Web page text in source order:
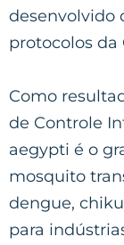
desenvolvido
protocolos da
Como
de Controle
aegypti é o
mosquito
dengue,
para